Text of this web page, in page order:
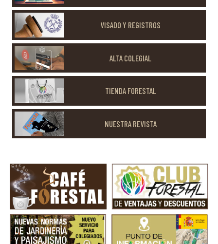
VISADO Y REGISTROS
ALTA COLEGIAL
TIENDA FORESTAL
NUESTRA REVISTA